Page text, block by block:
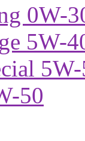
0W-
5W-
50